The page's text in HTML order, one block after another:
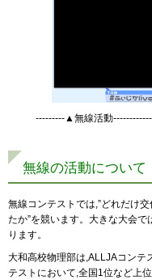
---------▲無線活動
無線の活動について
無線コンテストでは,”どれだけ
たか”を競います。大きな大会
ります。
大和高校物理部は,ALLJAコンテ
テストにおいて,全国1位など上